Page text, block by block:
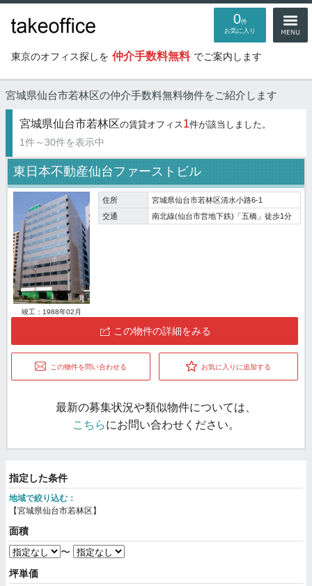
東京のオフィス探しを 仲介手数料無料 でご案内します
0件
お気に入り
宮城県仙台市若林区の仲介手数料無料物件をご紹介します
宮城県仙台市若林区の賃貸オフィス1件が該当しました。
1件～30件を表示中
東日本不動産仙台ファーストビル
竣工：1988年02月
住所
宮城県仙台市若林区清水小路6-1
交通
南北線(仙台市営地下鉄)「五橋」徒歩1分
この物件の詳細をみる
この物件を問い合わせる お気に入りに追加する
最新の募集状況や類似物件については、
こちらにお問い合わせください。
指定した条件
地域で絞り込む：
【宮城県仙台市若林区】
面積
〜
坪単価